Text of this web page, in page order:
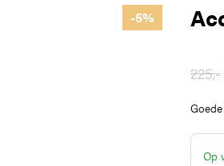
-5%
225,-
Op